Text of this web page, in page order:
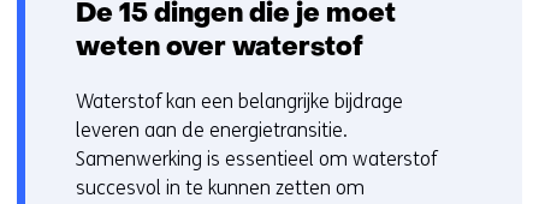
n
s
e
r
)
De 15 dingen die je moet
weten over waterstof
Waterstof kan een belangrijke bijdrage
leveren aan de energietransitie.
Samenwerking is essentieel om waterstof
succesvol in te kunnen zetten om